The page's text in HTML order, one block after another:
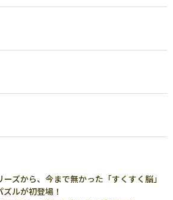
ズから、今まで無かった「すくすく脳」
ルが初登場！